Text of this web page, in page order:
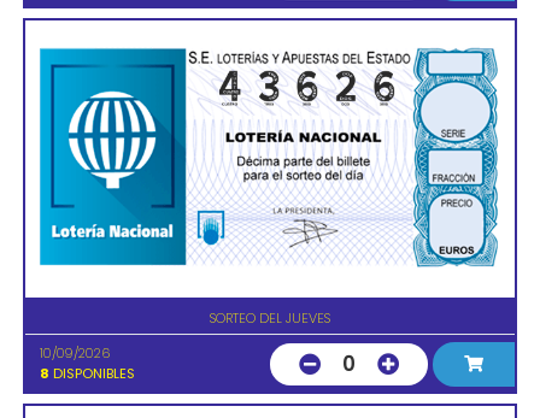
SORTEO DEL JUEVES
10/09/2026
8 DISPONIBLES 0